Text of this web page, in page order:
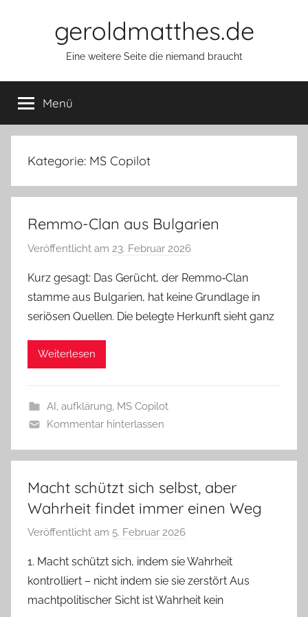
geroldmatthes.de
Eine weitere Seite die niemand braucht
Menü
Kategorie: MS Copilot
Remmo-Clan aus Bulgarien
Veröffentlicht am 23. Februar 2026
n
G
e
t
h
s
Kurz gesagt: Das Gerücht, der Remmo‑Clan
stamme aus Bulgarien, hat keine Grundlage in
seriösen Quellen. Die belegte Herkunft sieht ganz
Weiterlesen
AI aufklärung MS Copilot
Kommentar hinterlassen
Macht schützt sich selbst, aber
Wahrheit findet immer einen Weg
Veröffentlicht am 5. Februar 2026
n
G
e
1. Macht schützt sich, indem sie Wahrheit
kontrolliert – nicht indem sie sie zerstört Aus
machtpolitischer Sicht ist Wahrheit kein